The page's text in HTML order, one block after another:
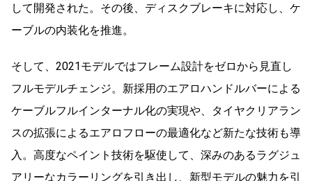
して開発された。その後、ディスクブレーキに対応し、ケ
ーブルの内装化を推進。
そして、2021モデルではフレーム設計をゼロから見直し
フルモデルチェンジ。新採用のエアロハンドルバーによる
ケーブルフルインターナル化の実現や、タイヤクリアラン
スの拡張によるエアロフローの最適化など新たな技術も導
入。高度なペイント技術を駆使して、深みのあるラグジュ
アリーなカラーリングを引き出し、新型モデルの魅力を引